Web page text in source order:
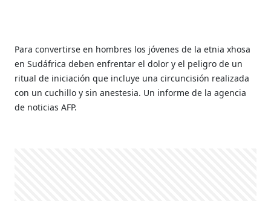
Para convertirse en hombres los jóvenes de la etnia xhosa
en Sudáfrica deben enfrentar el dolor y el peligro de un
ritual de iniciación que incluye una circuncisión realizada
con un cuchillo y sin anestesia. Un informe de la agencia
de noticias AFP.